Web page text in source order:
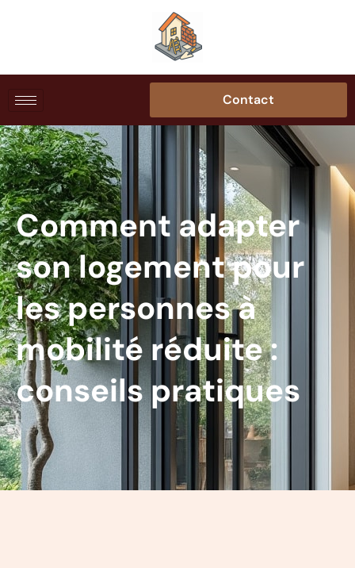
Contact
Comment adapter
son logement pour
les personnes à
mobilité réduite :
conseils pratiques